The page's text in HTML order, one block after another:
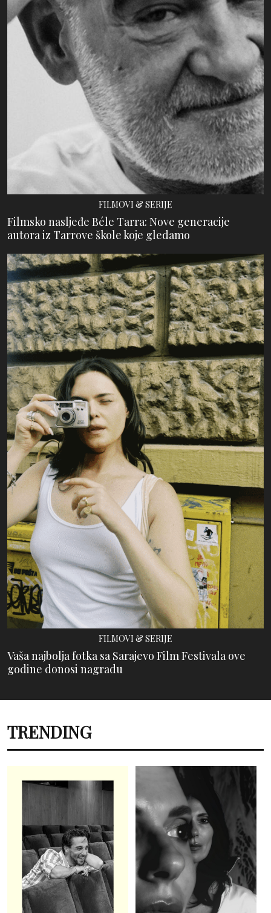
FILMOVI & SERIJE
Filmsko nasljeđe Béle Tarra: Nove generacije
autora iz Tarrove škole koje gledamo
FILMOVI & SERIJE
Vaša najbolja fotka sa Sarajevo Film Festivala ove
godine donosi nagradu
TRENDING